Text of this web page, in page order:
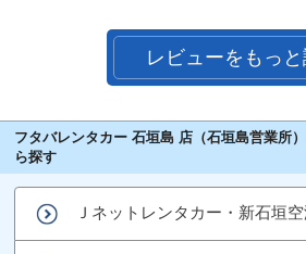
レビューをもっ
フタバレンタカー 石垣島 店（石垣島営業所
ら探す
Ｊネットレンタカー・新石垣